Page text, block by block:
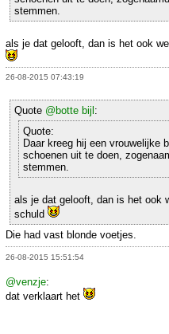
stemmen.
als je dat gelooft, dan is het ook
26-08-2015 07:43:19
Quote @botte bijl :
Quote:
Daar kreeg hij een vrouwelijke
schoenen uit te doen,
stemmen.
als je dat gelooft, dan is het ook
schuld
Die had vast blonde voetjes.
26-08-2015 15:51:54
@venzje:
dat verklaart het